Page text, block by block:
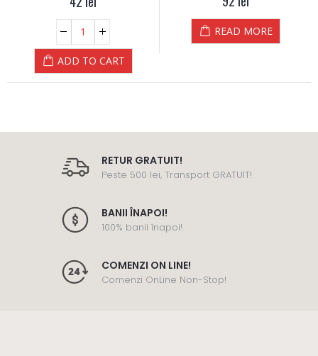
ADD TO CART
READ MORE
RETUR GRATUIT!
Peste 500 lei, Transport GRATUIT!
BANII ÎNAPOI!
100% banii înapoi!
COMENZI ON LINE!
Comenzi OnLine Non-Stop!